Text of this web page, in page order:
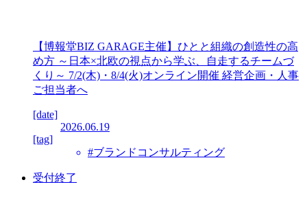
【博報堂BIZ GARAGE主催】ひとと組織の創造性の高
め方 ～日本×北欧の視点から学ぶ、自走するチームづ
くり～ 7/2(木)・8/4(火)オンライン開催 経営企画・人事
ご担当者へ
[date]
2026.06.19
[tag]
#ブランドコンサルティング
受付終了